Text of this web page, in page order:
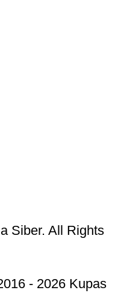
Siber. All Rights
- 2026 Kupas